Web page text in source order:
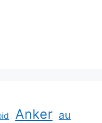
Anker au